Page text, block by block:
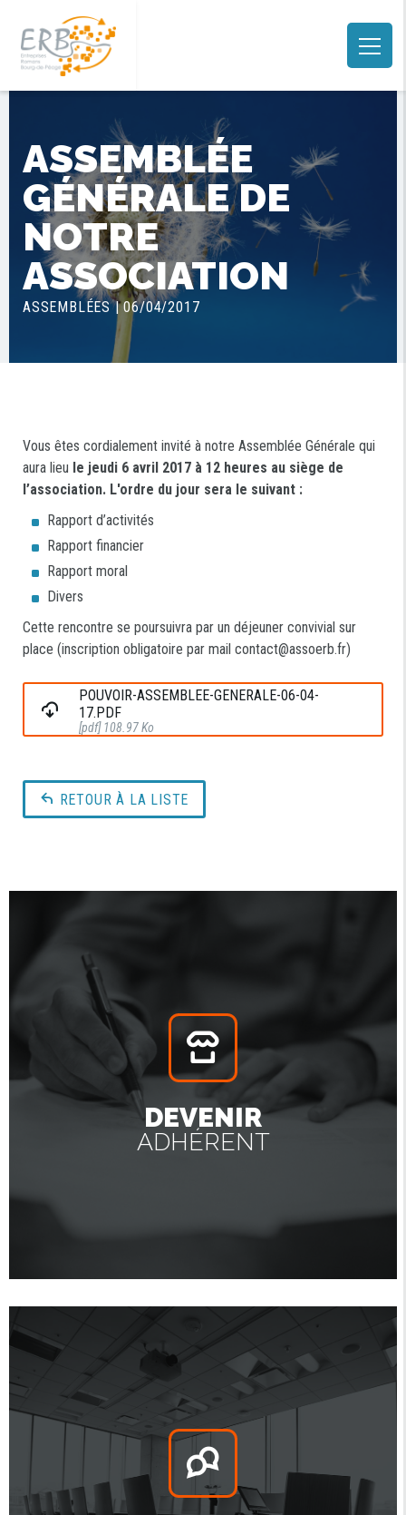
ASSEMBLÉE
GÉNÉRALE DE
NOTRE
ASSOCIATION
ASSEMBLÉES | 06/04/2017
Vous êtes cordialement invité à notre Assemblée Générale qui
aura lieu le jeudi 6 avril 2017 à 12 heures au siège de
l’association. L'ordre du jour sera le suivant :
Rapport d’activités
Rapport financier
Rapport moral
Divers
Cette rencontre se poursuivra par un déjeuner convivial sur
place (inscription obligatoire par mail contact@assoerb.fr)
POUVOIR-ASSEMBLEE-GENERALE-06-04-
17.PDF
[pdf] 108.97 Ko
RETOUR À LA LISTE
DEVENIR
ADHÉRENT